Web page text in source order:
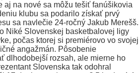
aj na nové sa môžu tešiť fanúšikovia
klubu sa podarilo získať prvý
sa navlečie 24-ročný Jakub Merešš.
Niké Slovenskej basketbalovej ligy
počas ktorej si premiérovo vo svojej
angažmán. Pôsobenie
dlhodobejší rozsah, ale mierne ho
Slovenska tak odohral